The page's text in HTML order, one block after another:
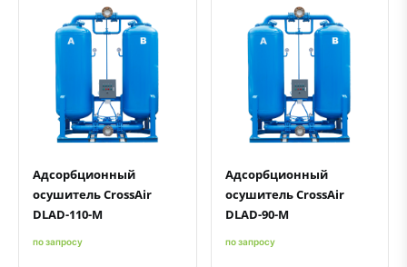
Быстрый просмотрДобавить к сравнению
Добавить в избранное
Адсорбционный
осушитель CrossAir
DLAD-110-M
по запросу
Быстрый просмотрДобавить к сравнению
Добавить в избранное
Адсорбционный
осушитель CrossAir
DLAD-90-M
по запросу